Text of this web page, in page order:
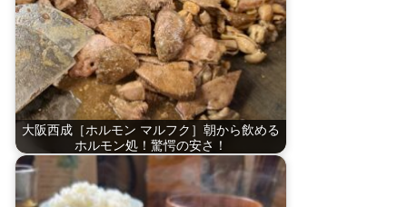
大阪西成［ホルモン マルフク］朝から飲める
ホルモン処！驚愕の安さ！